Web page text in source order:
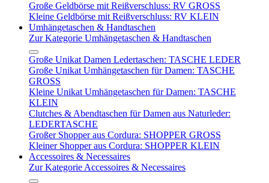
Große Geldbörse mit Reißverschluss: RV GROSS
Kleine Geldbörse mit Reißverschluss: RV KLEIN
Umhängetaschen & Handtaschen
Zur Kategorie Umhängetaschen & Handtaschen
Große Unikat Damen Ledertaschen: TASCHE LEDER
Große Unikat Umhängetaschen für Damen: TASCHE
GROSS
Kleine Unikat Umhängetaschen für Damen: TASCHE
KLEIN
Clutches & Abendtaschen für Damen aus Naturleder:
LEDERTASCHE
Großer Shopper aus Cordura: SHOPPER GROSS
Kleiner Shopper aus Cordura: SHOPPER KLEIN
Accessoires & Necessaires
Zur Kategorie Accessoires & Necessaires